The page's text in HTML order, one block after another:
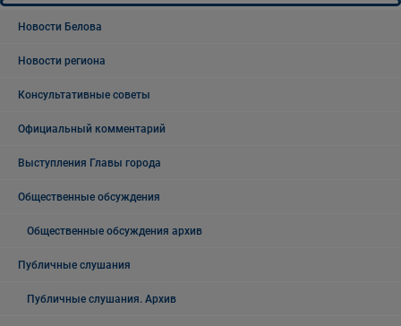
Новости Белова
Новости региона
Консультативные советы
Официальный комментарий
Выступления Главы города
Общественные обсуждения
Общественные обсуждения архив
Публичные слушания
Публичные слушания. Архив